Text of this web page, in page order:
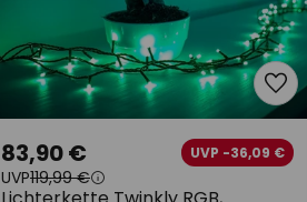
83,90 € UVP -36,09 €
UVP119,99 €